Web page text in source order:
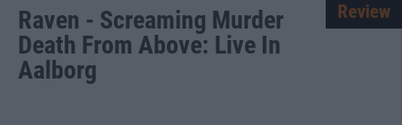
Raven - Screaming Murder
Death From Above: Live In
Aalborg
Review